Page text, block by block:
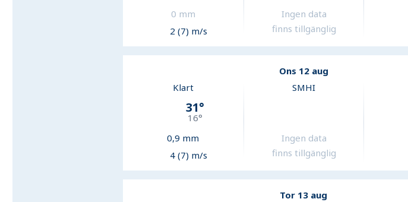
0 mm
2 (7) m/s
Ingen data
finns tillgänglig
Ons 12 aug
Klart
31°
16°
0,9 mm
4 (7) m/s
SMHI
Ingen data
finns tillgänglig
Tor 13 aug